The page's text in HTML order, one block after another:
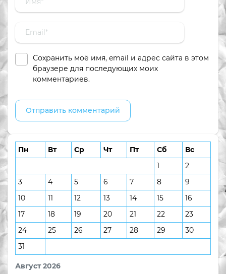
Сохранить моё имя, email и адрес сайта в этом
браузере для последующих моих
комментариев.
Август 2026
Пн Вт Ср Чт Пт Сб
Вс
1
2
3
4 5 6 7 8
9
10
11 12 13 14 15
16
17
18 19 20 21 22
23
24
25 26 27 28 29
30
31